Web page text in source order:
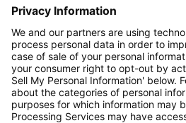
estar atualizados. As tarifas
Economy Class
Economy Zero, a nossa opção
Poderão aplicar-se taxas
registadaou outros serviços
osTermos e Condições
(T&C).